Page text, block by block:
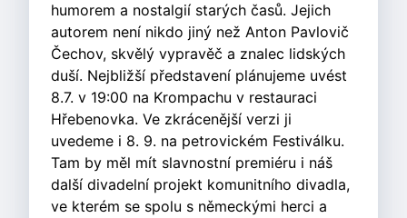
humorem a nostalgií starých časů. Jejich
autorem není nikdo jiný než Anton Pavlovič
Čechov, skvělý vypravěč a znalec lidských
duší. Nejbližší představení plánujeme uvést
8.7. v 19:00 na Krompachu v restauraci
Hřebenovka. Ve zkrácenější verzi ji
uvedeme i 8. 9. na petrovickém Festiválku.
Tam by měl mít slavnostní premiéru i náš
další divadelní projekt komunitního divadla,
ve kterém se spolu s německými herci a